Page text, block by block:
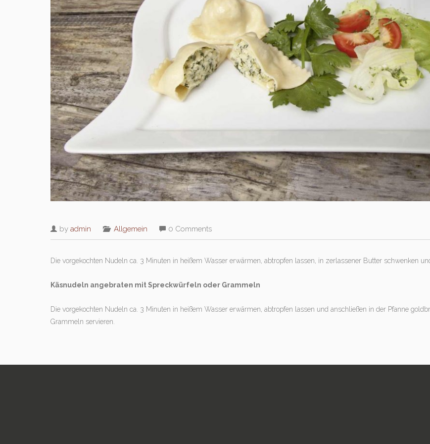
by admin Allgemein 0 Comments
Die vorgekochten Nudeln ca. 3 Minuten in heißem Wasser erwärmen, abtropfen lassen, in zerlassener Butter schwenken
Käsnudeln angebraten mit Spreckwürfeln oder Grammeln
Die vorgekochten Nudeln ca. 3 Minuten in heißem Wasser erwärmen, abtropfen lassen und anschließen in der Pfanne
Grammeln servieren.